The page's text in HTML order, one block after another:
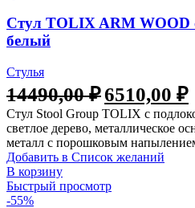
Стул TOLIX ARM WOOD
белый
Стулья
14490,00₽6510,00 ₽
Стул Stool Group TOLIX с
светлое дерево, металлическое
металл с порошковым
Добавить в Список желаний
В корзину
Быстрый просмотр
-55%